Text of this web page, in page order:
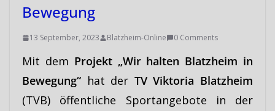
Bewegung
13 September, 2023 Blatzheim-Online 0 Comments
Mit dem Projekt „Wir halten Blatzheim in
Bewegung“ hat der TV Viktoria Blatzheim
(TVB) öffentliche Sportangebote in der